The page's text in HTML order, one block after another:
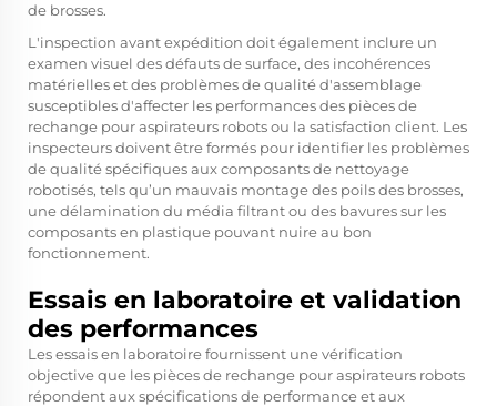
de brosses.
L'inspection avant expédition doit également inclure un
examen visuel des défauts de surface, des incohérences
matérielles et des problèmes de qualité d'assemblage
susceptibles d'affecter les performances des pièces de
rechange pour aspirateurs robots ou la satisfaction client. Les
inspecteurs doivent être formés pour identifier les problèmes
de qualité spécifiques aux composants de nettoyage
robotisés, tels qu’un mauvais montage des poils des brosses,
une délamination du média filtrant ou des bavures sur les
composants en plastique pouvant nuire au bon
fonctionnement.
Essais en laboratoire et validation
des performances
Les essais en laboratoire fournissent une vérification
objective que les pièces de rechange pour aspirateurs robots
répondent aux spécifications de performance et aux